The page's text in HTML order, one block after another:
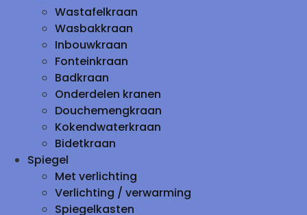
Wastafelkraan
Wasbakkraan
Inbouwkraan
Fonteinkraan
Badkraan
Onderdelen kranen
Douchemengkraan
Kokendwaterkraan
Bidetkraan
Spiegel
Met verlichting
Verlichting / verwarming
Spiegelkasten